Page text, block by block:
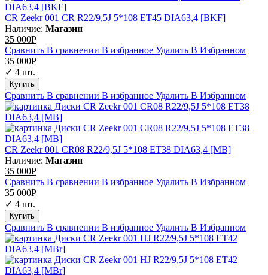
CR Zeekr 001 CR R22/9,5J 5*108 ET45 DIA63,4 [BKF]
Наличие: Магазин
35 000Р
Сравнить В сравнении В избранное Удалить В Избранном
35 000Р
✓ 4 шт.
Сравнить В сравнении В избранное Удалить В Избранном
CR Zeekr 001 CR08 R22/9,5J 5*108 ET38 DIA63,4 [MB]
Наличие: Магазин
35 000Р
Сравнить В сравнении В избранное Удалить В Избранном
35 000Р
✓ 4 шт.
Сравнить В сравнении В избранное Удалить В Избранном